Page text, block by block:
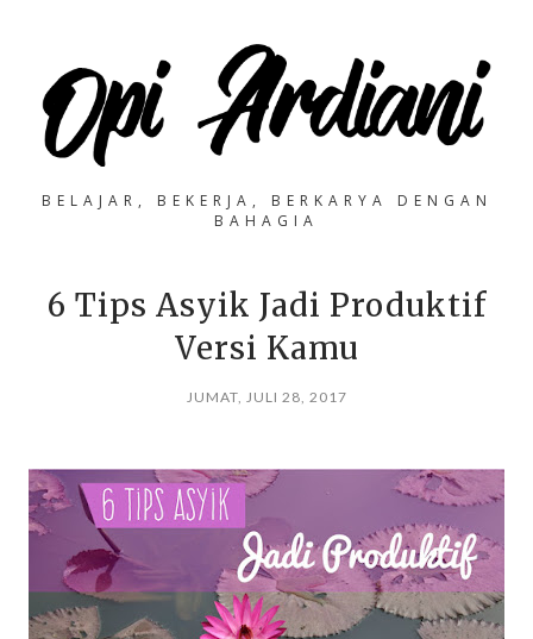
BELAJAR, BEKERJA, BERKARYA DENGAN
BAHAGIA
6 Tips Asyik Jadi Produktif
Versi Kamu
JUMAT, JULI 28, 2017